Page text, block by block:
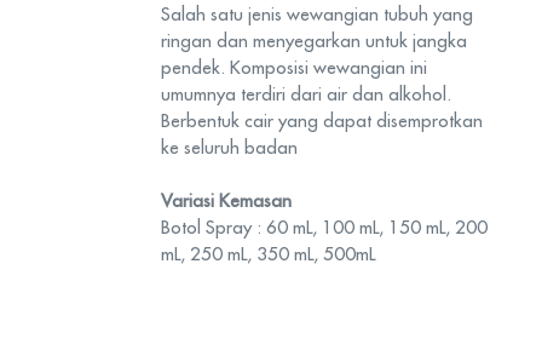
Salah satu jenis wewangian tubuh yang
ringan dan menyegarkan untuk jangka
pendek. Komposisi wewangian ini
umumnya terdiri dari air dan alkohol.
Berbentuk cair yang dapat disemprotkan
ke seluruh badan
Variasi Kemasan
Botol Spray : 60 mL, 100 mL, 150 mL, 200
mL, 250 mL, 350 mL, 500mL